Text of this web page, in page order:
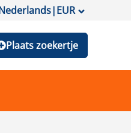
|EUR
Plaats zoekertje